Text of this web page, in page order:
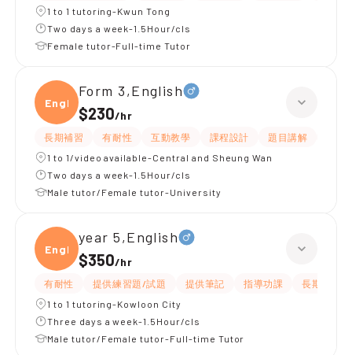
1 to 1 tutoring-Kwun Tong
Two days a week-1.5Hour/cls
Female tutor-Full-time Tutor
Engli
Form 3,English
$230/hr
長期補習 有耐性 互動教學 課程設計 題目講解
1 to 1/video available-Central and Sheung Wan
Two days a week-1.5Hour/cls
Male tutor/Female tutor-University
Engli
year 5,English
$350/hr
有耐性 提供練習題/試題 提供筆記 指導功課
長期補習
1 to 1 tutoring-Kowloon City
Three days a week-1.5Hour/cls
Male tutor/Female tutor-Full-time Tutor